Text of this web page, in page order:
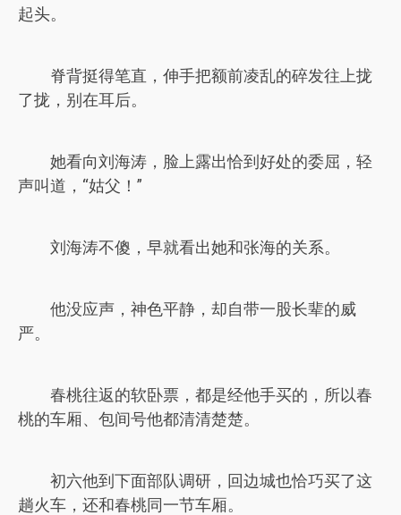
起头。
脊背挺得笔直，伸手把额前凌乱的碎发往上拢
了拢，别在耳后。
她看向刘海涛，脸上露出恰到好处的委屈，轻
声叫道，“姑父！”
刘海涛不傻，早就看出她和张海的关系。
他没应声，神色平静，却自带一股长辈的威
严。
春桃往返的软卧票，都是经他手买的，所以春
桃的车厢、包间号他都清清楚楚。
初六他到下面部队调研，回边城也恰巧买了这
趟火车，还和春桃同一节车厢。